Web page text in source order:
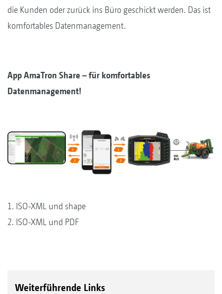
die Kunden oder zurück ins Büro geschickt werden. Das ist
komfortables Datenmanagement.
App AmaTron Share – für komfortables
Datenmanagement!
1. ISO-XML und shape
2. ISO-XML und PDF
Weiterführende Links